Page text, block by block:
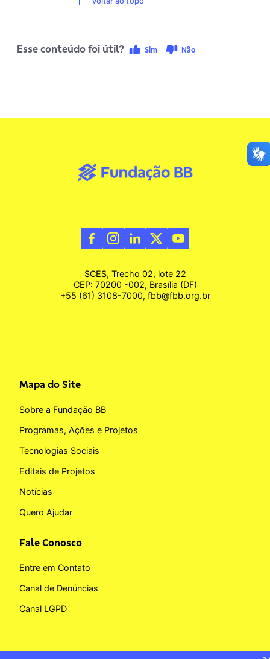
Esse conteúdo foi útil? Sim Não
SCES, Trecho 02, lote 22
CEP: 70200 -002, Brasília (DF)
+55 (61) 3108-7000, fbb@fbb.org.br
Mapa do Site
Sobre a Fundação BB
Programas, Ações e Projetos
Tecnologias Sociais
Editais de Projetos
Notícias
Quero Ajudar
Fale Conosco
Entre em Contato
Canal de Denúncias
Canal LGPD